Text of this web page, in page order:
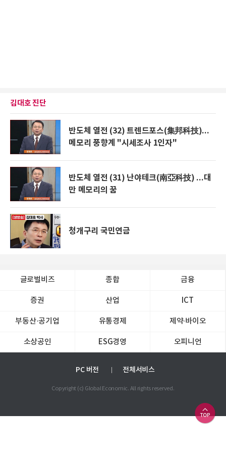
김대호 진단
반도체 열전 (32) 트렌드포스(集邦科技)...
메모리 풍향계 "시세조사 1인자"
반도체 열전 (31) 난야테크(南亞科技) ...대
만 메모리의 꿈
청개구리 국민연금
글로벌비즈 종합 금융
증권 산업 ICT
부동산·공기업 유통경제 제약∙바이오
소상공인 ESG경영 오피니언
PC 버전 전체서비스
Copyright (c) Global Economic. All rights reserved.